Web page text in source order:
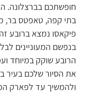
חופשתכם בברצלונה.
בתי קפה, טאפטס בר,
פיקאסו נמצא ברובע
בנפשם המעוניינים
הרובע שוקק במיוחד
את הסיור שלכם בעיר
ולהמשיך עד לפארק